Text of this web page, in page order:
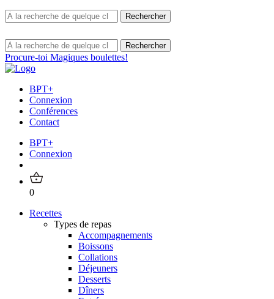
Procure-toi Magiques boulettes!
BPT+
Connexion
Conférences
Contact
BPT+
Connexion
0
Recettes
Types de repas
Accompagnements
Boissons
Collations
Déjeuners
Desserts
Dîners